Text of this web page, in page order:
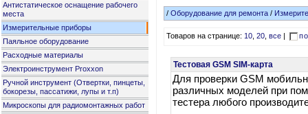
Антистатическое оснащение рабочего
места
Измерительные приборы
Паяльное оборудование
Расходные материалы
Электроинструмент Proxxon
Ручной инструмент (Отвертки, пинцеты,
бокорезы, пассатижи, лупы и т.п)
Микроскопы для радиомонтажных работ
/Оборудование для ремонта /
Товаров на странице:10,20,все
Тестовая GSM SIM-карта
Для проверки GSM
различных моделей при
тестера любого